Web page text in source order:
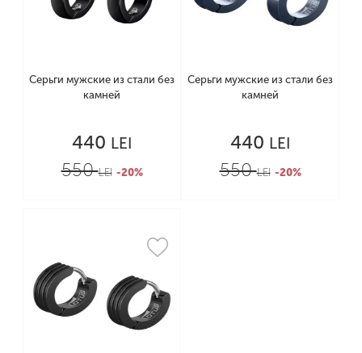
Серьги мужские из стали без
камней
440 LEI
550LEI -20%
Серьги мужские из стали без
камней
440 LEI
550LEI -20%